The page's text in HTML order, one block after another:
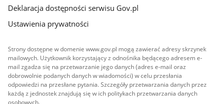
Deklaracja dostępności serwisu Gov.pl
Ustawienia prywatności
Strony dostępne w domenie www.gov.pl mogą zawierać adresy skrzynek
mailowych. Użytkownik korzystający z odnośnika będącego adresem e-
mail zgadza się na przetwarzanie jego danych (adres e-mail oraz
dobrowolnie podanych danych w wiadomości) w celu przesłania
odpowiedzi na przesłane pytania. Szczegóły przetwarzania danych przez
każdą z jednostek znajdują się w ich politykach przetwarzania danych